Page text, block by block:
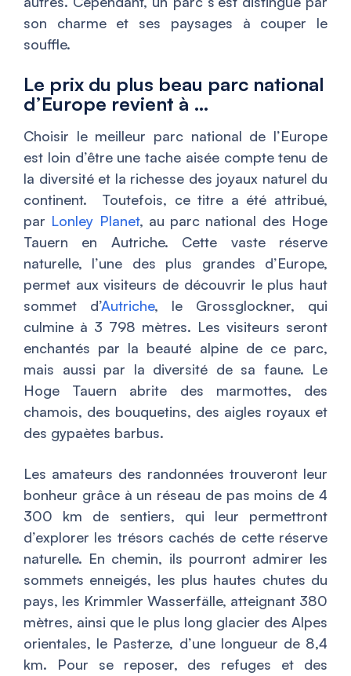
son charme et ses paysages à couper le
souffle.
Le prix du plus beau parc national
d’Europe revient à …
Choisir le meilleur parc national de l’Europe
est loin d’être une tache aisée compte tenu de
la diversité et la richesse des joyaux naturel du
continent. Toutefois, ce titre a été attribué,
par Lonley Planet, au parc national des Hoge
Tauern en Autriche. Cette vaste réserve
naturelle, l’une des plus grandes d’Europe,
permet aux visiteurs de découvrir le plus haut
sommet d’Autriche, le Grossglockner, qui
culmine à 3 798 mètres. Les visiteurs seront
enchantés par la beauté alpine de ce parc,
mais aussi par la diversité de sa faune. Le
Hoge Tauern abrite des marmottes, des
chamois, des bouquetins, des aigles royaux et
des gypaètes barbus.
Les amateurs des randonnées trouveront leur
bonheur grâce à un réseau de pas moins de 4
300 km de sentiers, qui leur permettront
d’explorer les trésors cachés de cette réserve
naturelle. En chemin, ils pourront admirer les
sommets enneigés, les plus hautes chutes du
pays, les Krimmler Wasserfälle, atteignant 380
mètres, ainsi que le plus long glacier des Alpes
orientales, le Pasterze, d’une longueur de 8,4
km. Pour se reposer, des refuges et des